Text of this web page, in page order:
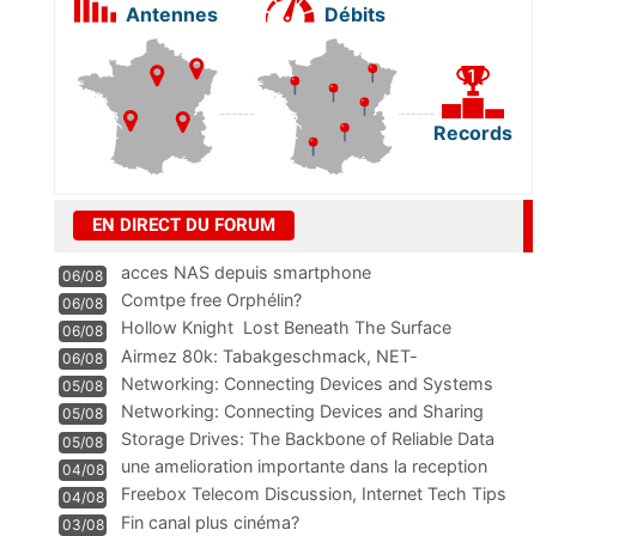
Antennes Débits
Records
EN DIRECT DU FORUM
06/08 acces NAS depuis smartphone
06/08 Comtpe free Orphélin?
06/08 Hollow Knight  Lost Beneath The Surface
06/08
Airmez 80k: Tabakgeschmack, NET-
Technologie und Leistung im
05/08 Networking: Connecting Devices and Systems
05/08
Networking: Connecting Devices and Sharing
Information
05/08
Storage Drives: The Backbone of Reliable Data
Management
04/08
une amelioration importante dans la reception
WIFI
04/08
Freebox Telecom Discussion, Internet Tech Tips
Communi
03/08 Fin canal plus cinéma?